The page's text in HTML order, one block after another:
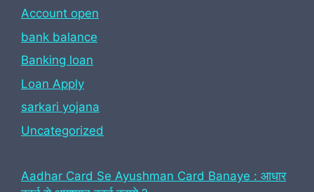
Account open
bank balance
Banking loan
Loan Apply
sarkari yojana
Uncategorized
Aadhar Card Se Ayushman Card Banaye : आधार